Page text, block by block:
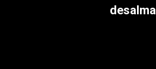
desalma